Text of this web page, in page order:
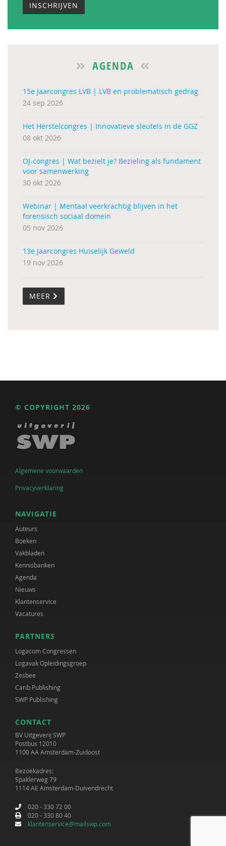
INSCHRIJVEN
AGENDA
15e Jaarcongres LVB | LVB en problematisch gedrag
24 sep 2026
Het Herstelcongres | Innovatieve sleutels in de GGZ
08 okt 2026
OJ-congres | Wat bezielt je? Bezieling als fundament
voor samenwerking
30 okt 2026
Webinar | Mentaal veerkrachtig blijven in het
forensisch sociaal domein
05 nov 2026
13e Jaarcongres Huiselijk Geweld
19 nov 2026
MEER
© COPYRIGHT 2026
Algemene voorwaarden
Privacyverklaring
NAVIGATIE
Auteurs
Boeken
Vakbladen
Kennisbanken
Agenda
Nieuws
Klantenservice
Vacatures
PARTNERS
Logacom Congressen
Logavak Opleidingsgroep
Zesbee
Carib Publishing
SWP Publishing
CONTACT
BV Uitgeverij SWP
Postbus 12010
1100 AA Amsterdam-Zuidoost
Bezoekadres:
Spaklerweg 79
1114 AE Amsterdam-Duivendrecht
020 - 330 72 00
020 - 330 80 40
klantenservice@mailswp.com